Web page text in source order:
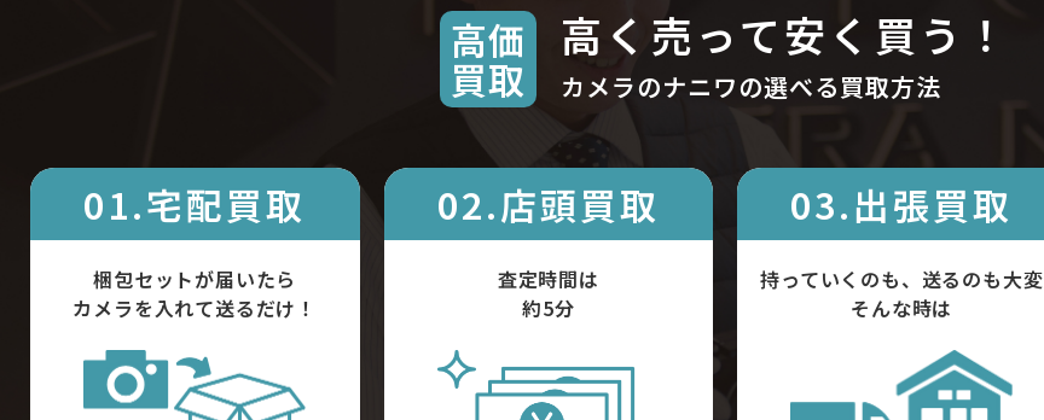
高価
買取
高く売って安く買う！
カメラのナニワの選べる買取方法
01.宅配買取
梱包セットが届いたら
カメラを入れて送るだけ！
02.店頭買取
査定時間は
約5分
03.出張買取
持っていくのも、送るのも大変
そんな時は